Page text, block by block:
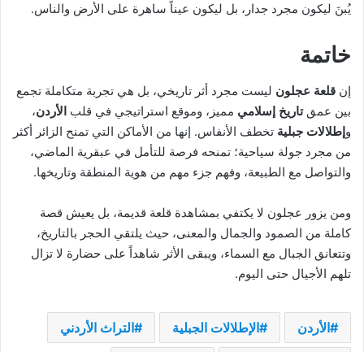
يُبنَ ليكون مجرد جدار، بل ليكون عيناً ساهرة على الأرض والناس.
خاتمة
إن قلعة عجلون ليست مجرد أثر تاريخي، بل هي تجربة متكاملة تجمع
بين عمقتاريخ إسلامي مميز، وموقع استراتيجي في قلب الأردن،
وإطلالات جبلية تخطف الأنفاس. إنها من الأماكن التي تمنح الزائر أكثر
من مجرد جولة سياحية؛ تمنحه فرصة للتأمل في عبقرية الماضي،
والتواصل مع الطبيعة، وفهم جزء مهم من هوية المنطقة وتاريخها.
ومن يزور عجلون لا يكتفي بمشاهدة قلعة قديمة، بل يعيش قصة
كاملة من الصمود والجمال والمعنى، حيث يلتقي الحجر بالتاريخ،
وتتعانق الجبال مع السماء، ويبقى الأثر شاهداً على حضارة لا تزال
تلهم الأجيال حتى اليوم.
الأردن الإطلالات الجبلية التراث الأردني